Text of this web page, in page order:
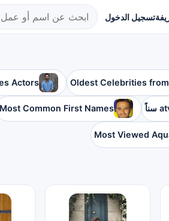
تسجيل الدخول
Oldest Celebrities
Actors
Most Common First Names
Most Viewed